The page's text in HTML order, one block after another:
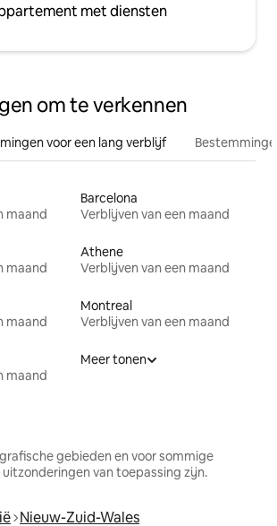
met diensten
om te verkennen
voor een lang verblijf
maand
Barcelona
Verblijven van een maand
maand
Athene
Verblijven van een maand
maand
Montreal
Verblijven van een maand
maand
Meer tonen
gebieden en voor sommige
van toepassing zijn.
Nieuw-Zuid-Wales